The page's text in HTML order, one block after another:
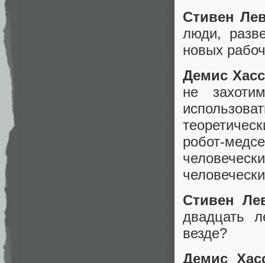
Стивен
люди,
новых
Демис
не
Стивен
двадцать
везде?
Демис